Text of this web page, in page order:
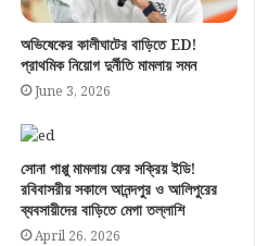
অভিষেকের কালীঘাটের বাড়িতে ED!
প্রাথমিক নিয়োগ দুর্নীতি মামলায় সমন
June 3, 2026
সোনা পাপ্পু মামলায় ফের সক্রিয় ইডি!
রবিবাসরীয় সকালে আনন্দপুর ও আলিপুরের
ব্যবসায়ীদের বাড়িতে মেগা তল্লাশি
April 26, 2026